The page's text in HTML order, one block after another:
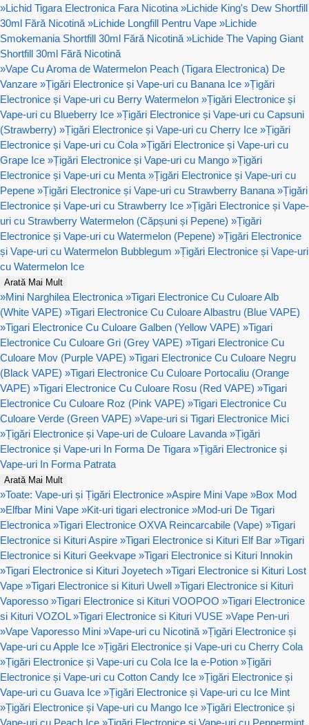
»Lichid Tigara Electronica Fara Nicotina »Lichide King's Dew Shortfill
30ml Fără Nicotină »Lichide Longfill Pentru Vape »Lichide
Smokemania Shortfill 30ml Fără Nicotină »Lichide The Vaping Giant
Shortfill 30ml Fără Nicotină
»Vape Cu Aroma de Watermelon Peach (Tigara Electronica) De
Vanzare »Țigări Electronice și Vape-uri cu Banana Ice »Țigări
Electronice și Vape-uri cu Berry Watermelon »Țigări Electronice și
Vape-uri cu Blueberry Ice »Țigări Electronice și Vape-uri cu Capsuni
(Strawberry) »Țigări Electronice și Vape-uri cu Cherry Ice »Țigări
Electronice și Vape-uri cu Cola »Țigări Electronice și Vape-uri cu
Grape Ice »Țigări Electronice și Vape-uri cu Mango »Țigări
Electronice și Vape-uri cu Menta »Țigări Electronice și Vape-uri cu
Pepene »Țigări Electronice și Vape-uri cu Strawberry Banana »Țigări
Electronice și Vape-uri cu Strawberry Ice »Țigări Electronice și Vape-
uri cu Strawberry Watermelon (Căpșuni și Pepene) »Țigări
Electronice și Vape-uri cu Watermelon (Pepene) »Țigări Electronice
și Vape-uri cu Watermelon Bubblegum »Țigări Electronice și Vape-uri
cu Watermelon Ice
Arată Mai Mult
»Mini Narghilea Electronica »Tigari Electronice Cu Culoare Alb
(White VAPE) »Tigari Electronice Cu Culoare Albastru (Blue VAPE)
»Tigari Electronice Cu Culoare Galben (Yellow VAPE) »Tigari
Electronice Cu Culoare Gri (Grey VAPE) »Tigari Electronice Cu
Culoare Mov (Purple VAPE) »Tigari Electronice Cu Culoare Negru
(Black VAPE) »Tigari Electronice Cu Culoare Portocaliu (Orange
VAPE) »Tigari Electronice Cu Culoare Rosu (Red VAPE) »Tigari
Electronice Cu Culoare Roz (Pink VAPE) »Tigari Electronice Cu
Culoare Verde (Green VAPE) »Vape-uri si Tigari Electronice Mici
»Țigări Electronice și Vape-uri de Culoare Lavanda »Țigări
Electronice și Vape-uri In Forma De Tigara »Țigări Electronice și
Vape-uri In Forma Patrata
Arată Mai Mult
»Toate: Vape-uri și Țigări Electronice »Aspire Mini Vape »Box Mod
»Elfbar Mini Vape »Kit-uri tigari electronice »Mod-uri De Tigari
Electronica »Tigari Electronice OXVA Reincarcabile (Vape) »Tigari
Electronice si Kituri Aspire »Tigari Electronice si Kituri Elf Bar »Tigari
Electronice si Kituri Geekvape »Tigari Electronice si Kituri Innokin
»Tigari Electronice si Kituri Joyetech »Tigari Electronice si Kituri Lost
Vape »Tigari Electronice si Kituri Uwell »Tigari Electronice si Kituri
Vaporesso »Tigari Electronice si Kituri VOOPOO »Tigari Electronice
si Kituri VOZOL »Tigari Electronice si Kituri VUSE »Vape Pen-uri
»Vape Vaporesso Mini »Vape-uri cu Nicotină »Țigări Electronice și
Vape-uri cu Apple Ice »Țigări Electronice și Vape-uri cu Cherry Cola
»Țigări Electronice și Vape-uri cu Cola Ice la e-Potion »Țigări
Electronice și Vape-uri cu Cotton Candy Ice »Țigări Electronice și
Vape-uri cu Guava Ice »Țigări Electronice și Vape-uri cu Ice Mint
»Țigări Electronice și Vape-uri cu Mango Ice »Țigări Electronice și
Vape-uri cu Peach Ice »Țigări Electronice și Vape-uri cu Peppermint